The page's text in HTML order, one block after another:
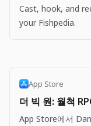
Cast, hook, and
your Fishpedia.
App Store
더 빅 원: 월척
App Store에서